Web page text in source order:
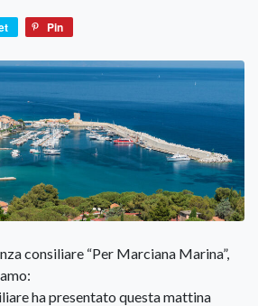
Pin
consiliare “Per Marciana Marina”,
ha presentato questa mattina